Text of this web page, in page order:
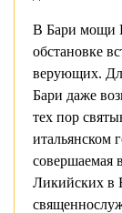
В Бари мощи
обстановке
верующих.
Бари даже
тех пор
итальянском
совершаемая
Ликийских в